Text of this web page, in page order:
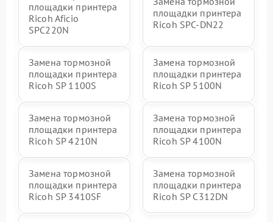
площадки принтера
Ricoh Aficio
SPC220N
площадки принтера
Ricoh SPC-DN22
Замена тормозной
площадки принтера
Ricoh SP 1100S
Замена тормозной
площадки принтера
Ricoh SP 5100N
Замена тормозной
площадки принтера
Ricoh SP 4210N
Замена тормозной
площадки принтера
Ricoh SP 4100N
Замена тормозной
площадки принтера
Ricoh SP 3410SF
Замена тормозной
площадки принтера
Ricoh SP C312DN